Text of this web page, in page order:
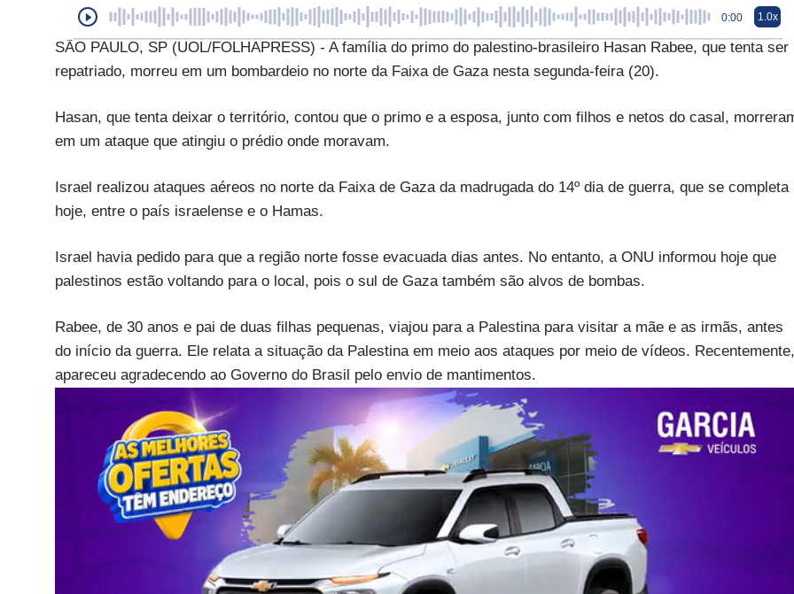
0:00 1.0x
SÃO PAULO, SP (UOL/FOLHAPRESS) - A família do primo do palestino-brasileiro Hasan Rabee, que tenta ser
repatriado, morreu em um bombardeio no norte da Faixa de Gaza nesta segunda-feira (20).
Hasan, que tenta deixar o território, contou que o primo e a esposa, junto com filhos e netos do casal,
em um ataque que atingiu o prédio onde moravam.
Israel realizou ataques aéreos no norte da Faixa de Gaza da madrugada do 14º dia de guerra, que se completa
hoje, entre o país israelense e o Hamas.
Israel havia pedido para que a região norte fosse evacuada dias antes. No entanto, a ONU informou hoje que
palestinos estão voltando para o local, pois o sul de Gaza também são alvos de bombas.
Rabee, de 30 anos e pai de duas filhas pequenas, viajou para a Palestina para visitar a mãe e as irmãs, antes
do início da guerra. Ele relata a situação da Palestina em meio aos ataques por meio de vídeos. Recentemente,
apareceu agradecendo ao Governo do Brasil pelo envio de mantimentos.